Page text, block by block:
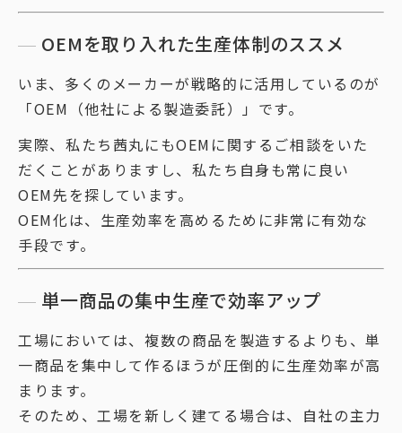
OEMを取り入れた生産体制のススメ
いま、多くのメーカーが戦略的に活用しているのが
「OEM（他社による製造委託）」です。
実際、私たち茜丸にもOEMに関するご相談をいた
だくことがありますし、私たち自身も常に良い
OEM先を探しています。
OEM化は、生産効率を高めるために非常に有効な
手段です。
単一商品の集中生産で効率アップ
工場においては、複数の商品を製造するよりも、単
一商品を集中して作るほうが圧倒的に生産効率が高
まります。
そのため、工場を新しく建てる場合は、自社の主力